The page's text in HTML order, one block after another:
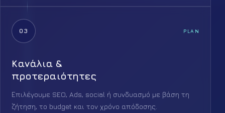
03 PLAN
Κανάλια &
προτεραιότητες
Επιλέγουμε SEO, Ads, social ή συνδυασμό με βάση τη
ζήτηση, το budget και τον χρόνο απόδοσης.